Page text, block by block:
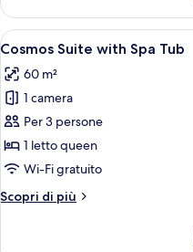
View
Suite
with
Spa
&
Sea
View
Apri
tutte
le
foto
per
Cosmos
Suite
Spa
10
Cosmos Suite with Spa Tub
60 m²
1 camera
Per 3 persone
1 letto queen
Wi-Fi gratuito
Scopri di più
Altri